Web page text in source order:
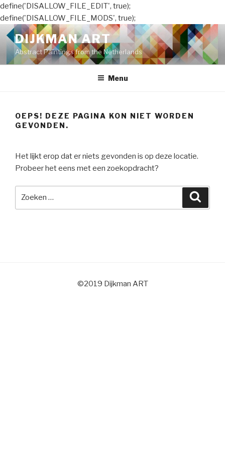
define('DISALLOW_FILE_EDIT', true);
define('DISALLOW_FILE_MODS', true);
Naar
de
inhoud
springen
DIJKMAN ART
Abstract Paintings from the Netherlands
Menu
OEPS! DEZE PAGINA KON NIET WORDEN
GEVONDEN.
Het lijkt erop dat er niets gevonden is op deze locatie.
Probeer het eens met een zoekopdracht?
©2019 Dijkman ART